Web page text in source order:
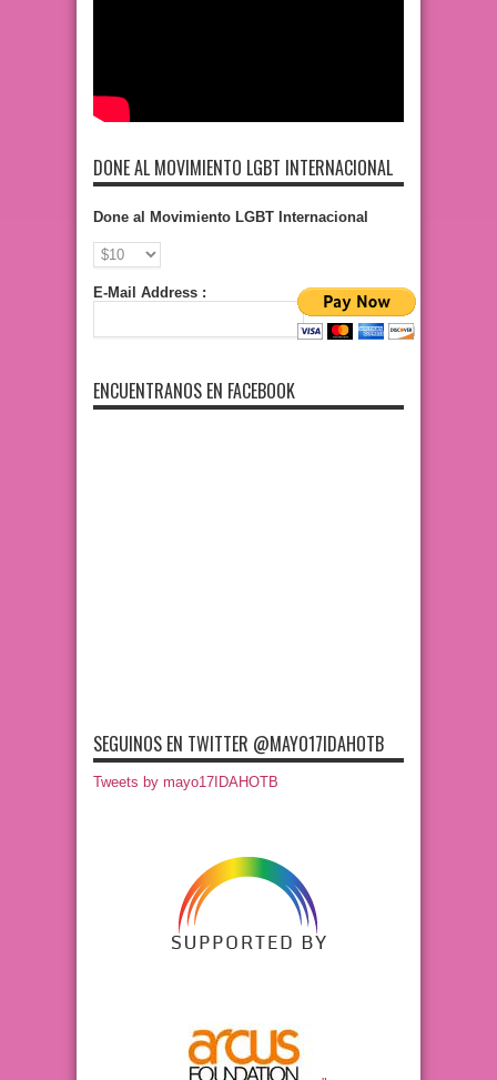
DONE AL MOVIMIENTO LGBT INTERNACIONAL
Done al Movimiento LGBT Internacional
E-Mail Address :
ENCUENTRANOS EN FACEBOOK
SEGUINOS EN TWITTER @MAYO17IDAHOTB
Tweets by mayo17IDAHOTB